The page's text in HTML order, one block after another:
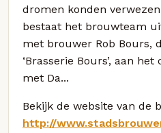
dromen konden
bestaat het brouwteam
met brouwer Rob Bours,
‘Brasserie Bours’, aan
met Da...
Bekijk de website van de
http://